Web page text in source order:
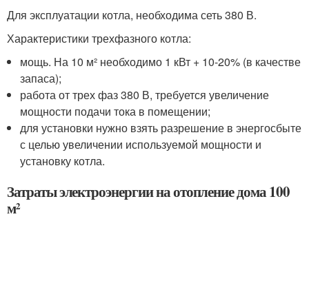
Для эксплуатации котла, необходима сеть 380 В.
Характеристики трехфазного котла:
мощь. На 10 м² необходимо 1 кВт + 10-20% (в качестве
запаса);
работа от трех фаз 380 В, требуется увеличение
мощности подачи тока в помещении;
для установки нужно взять разрешение в энергосбыте
с целью увеличении используемой мощности и
установку котла.
Затраты электроэнергии на отопление дома 100
м²